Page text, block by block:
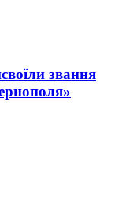
звання